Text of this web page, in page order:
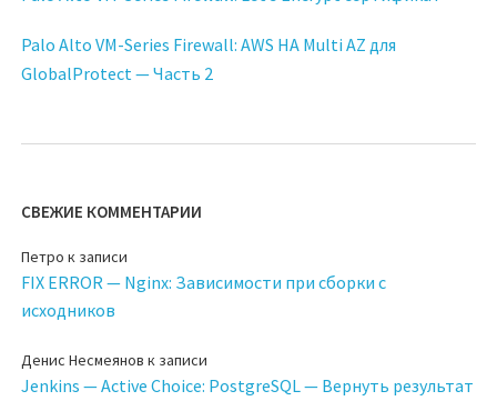
Palo Alto VM-Series Firewall: AWS HA Multi AZ для
GlobalProtect — Часть 2
СВЕЖИЕ КОММЕНТАРИИ
Петро к записи
FIX ERROR — Nginx: Зависимости при сборки с
исходников
Денис Несмеянов к записи
Jenkins — Active Choice: PostgreSQL — Вернуть результат